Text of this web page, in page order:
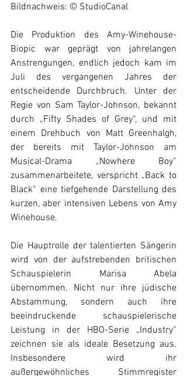
Bildnachweis: © StudioCanal
Die Produktion des Amy-Winehouse-
Biopic war geprägt von jahrelangen
Anstrengungen, endlich jedoch kam im
Juli des vergangenen Jahres der
entscheidende Durchbruch. Unter der
Regie von Sam Taylor-Johnson, bekannt
durch „Fifty Shades of Grey“, und mit
einem Drehbuch von Matt Greenhalgh,
der bereits mit Taylor-Johnson am
Musical-Drama „Nowhere Boy“
zusammenarbeitete, verspricht „Back to
Black“ eine tiefgehende Darstellung des
kurzen, aber intensiven Lebens von Amy
Winehouse.
Die Hauptrolle der talentierten Sängerin
wird von der aufstrebenden britischen
Schauspielerin Marisa Abela
übernommen. Nicht nur ihre jüdische
Abstammung, sondern auch ihre
beeindruckende schauspielerische
Leistung in der HBO-Serie „Industry“
zeichnen sie als ideale Besetzung aus.
Insbesondere wird ihr
außergewöhnliches Stimmregister